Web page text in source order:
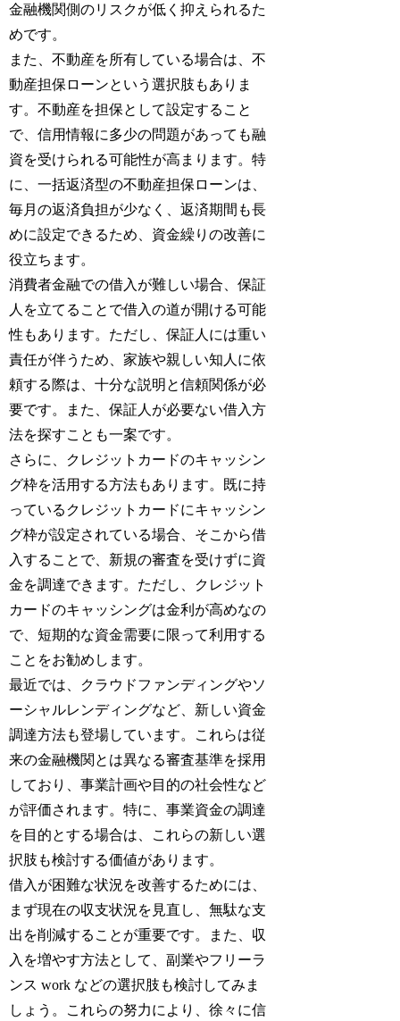
金融機関側のリスクが低く抑えられるた
めです。
また、不動産を所有している場合は、不
動産担保ローンという選択肢もありま
す。不動産を担保として設定すること
で、信用情報に多少の問題があっても融
資を受けられる可能性が高まります。特
に、一括返済型の不動産担保ローンは、
毎月の返済負担が少なく、返済期間も長
めに設定できるため、資金繰りの改善に
役立ちます。
消費者金融での借入が難しい場合、保証
人を立てることで借入の道が開ける可能
性もあります。ただし、保証人には重い
責任が伴うため、家族や親しい知人に依
頼する際は、十分な説明と信頼関係が必
要です。また、保証人が必要ない借入方
法を探すことも一案です。
さらに、クレジットカードのキャッシン
グ枠を活用する方法もあります。既に持
っているクレジットカードにキャッシン
グ枠が設定されている場合、そこから借
入することで、新規の審査を受けずに資
金を調達できます。ただし、クレジット
カードのキャッシングは金利が高めなの
で、短期的な資金需要に限って利用する
ことをお勧めします。
最近では、クラウドファンディングやソ
ーシャルレンディングなど、新しい資金
調達方法も登場しています。これらは従
来の金融機関とは異なる審査基準を採用
しており、事業計画や目的の社会性など
が評価されます。特に、事業資金の調達
を目的とする場合は、これらの新しい選
択肢も検討する価値があります。
借入が困難な状況を改善するためには、
まず現在の収支状況を見直し、無駄な支
出を削減することが重要です。また、収
入を増やす方法として、副業やフリーラ
ンス work などの選択肢も検討してみま
しょう。これらの努力により、徐々に信